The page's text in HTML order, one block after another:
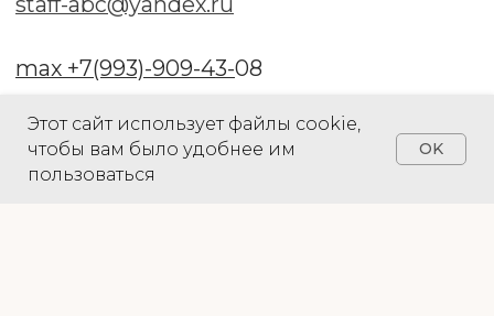
Рекрутер онлайн
Этот сайт использует файлы cookie,
чтобы вам было удобнее им
пользоваться
OK